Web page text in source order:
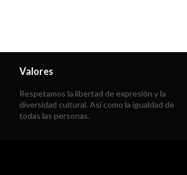
Valores
Respetamos la libertad de expresión y la
diversidad cultural. Así como la igualdad de
todas las personas.